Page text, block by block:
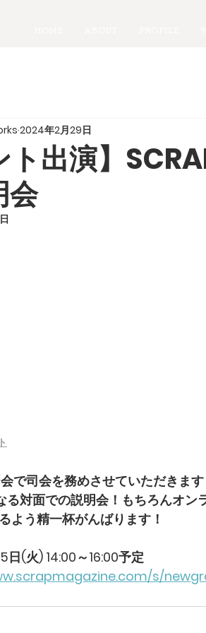
ト出演】
会
2024年2月29日
で司会を務めさせていただきます
る対面での説明会！もちろんオン
よう精一杯がんばります！
(火) 14:00～16:00予定
s/